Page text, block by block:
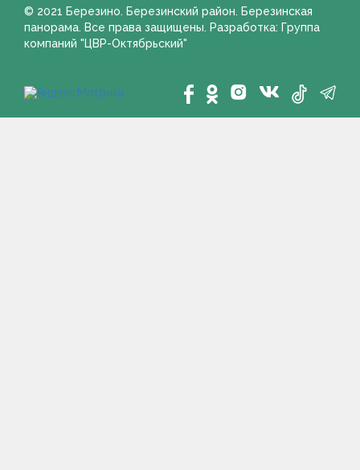
© 2021 Березино. Березинский район. Березинская
панорама. Все права защищены. Разработка: Группа
компаний "ЦВР-Октябрьский"